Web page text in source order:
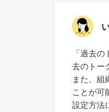
「過去
去のトー
また、組
ことが可
設定方法